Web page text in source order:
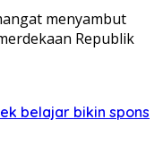
menyambut
Republik
belajar bikin spons